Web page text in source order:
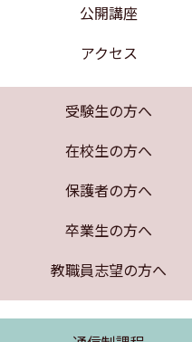
公開講座
アクセス
受験生の方へ
在校生の方へ
保護者の方へ
卒業生の方へ
教職員志望の方へ